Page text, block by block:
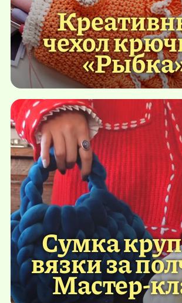
чехол
Сумка
вязки за
Мастер-